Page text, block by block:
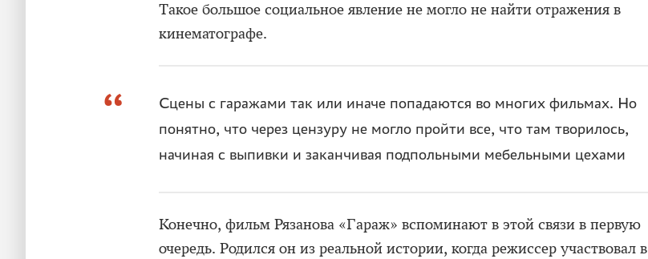
Такое большое социальное явление не могло не найти отражения в
кинематографе.
Сцены с гаражами так или иначе попадаются во многих фильмах. Но
понятно, что через цензуру не могло пройти все, что там творилось,
начиная с выпивки и заканчивая подпольными мебельными цехами
Конечно, фильм Рязанова «Гараж» вспоминают в этой связи в первую
очередь. Родился он из реальной истории, когда режиссер участвовал в